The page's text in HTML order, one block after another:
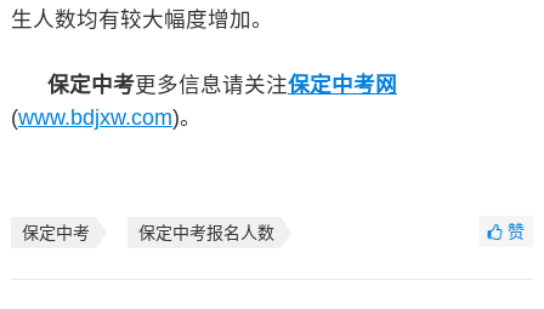
生人数均有较大幅度增加。
保定中考更多信息请关注保定中考网
(www.bdjxw.com)。
保定中考 保定中考报名人数 赞